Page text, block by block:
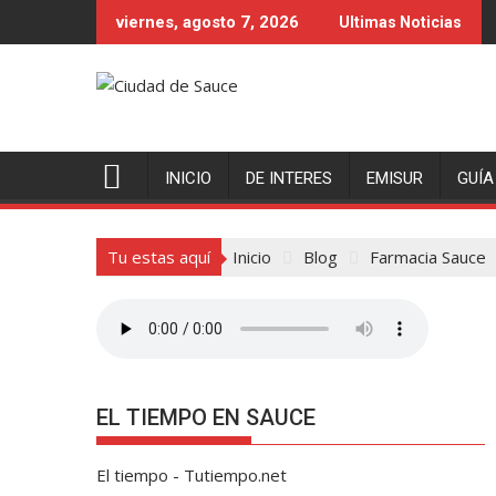
al
viernes, agosto 7, 2026 Ultimas Noticias
INICIO DE INTERES EMISUR GUÍA
Tu estas aquí Inicio Blog Farmacia Sauce
EL TIEMPO EN SAUCE
El tiempo - Tutiempo.net